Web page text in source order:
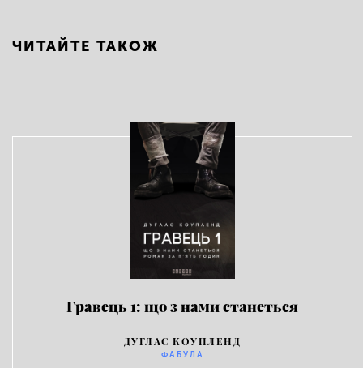
ЧИТАЙТЕ ТАКОЖ
Гравець 1: що з нами станеться
ДУГЛАС КОУПЛЕНД
ФАБУЛА